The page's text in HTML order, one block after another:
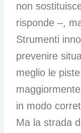
non
risponde –,
Strumenti
prevenire
meglio le
in modo
Ma la strada